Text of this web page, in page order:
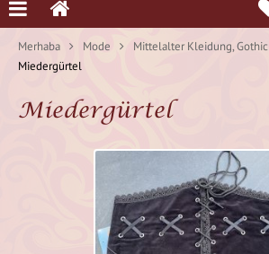
Merhaba Mode Mittelalter Kleidung, Gothic
Miedergürtel
Miedergürtel